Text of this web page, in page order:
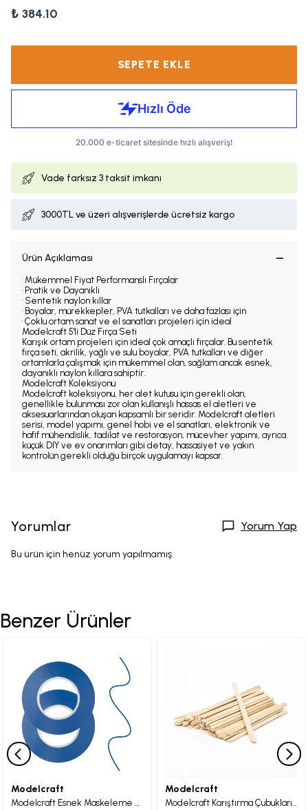
₺ 384.10
SEPETE EKLE
Vade farksız 3 taksit imkanı
3000TL ve üzeri alışverişlerde ücretsiz kargo
Ürün Açıklaması
• Mükemmel Fiyat Performanslı Fırçalar
• Pratik ve Dayanıklı
• Sentetik naylon kıllar
• Boyalar, mürekkepler, PVA tutkalları ve daha fazlası için
• Çoklu ortam sanat ve el sanatları projeleri için ideal
Modelcraft 5'li Düz Fırça Seti
Karışık ortam projeleri için ideal çok amaçlı fırçalar. Bu sentetik
fırça seti, akrilik, yağlı ve sulu boyalar, PVA tutkalları ve diğer
ortamlarla çalışmak için mükemmel olan, sağlam ancak esnek,
dayanıklı naylon kıllara sahiptir.
Modelcraft Koleksiyonu
Modelcraft koleksiyonu, her alet kutusu için gerekli olan,
genellikle bulunması zor olan kullanışlı hassas el aletleri ve
aksesuarlarından oluşan kapsamlı bir seridir. Modelcraft aletleri
serisi, model yapımı, genel hobi ve el sanatları, elektronik ve
hafif mühendislik, tadilat ve restorasyon, mücevher yapımı, ayrıca
küçük DIY ve ev onarımları gibi detay, hassasiyet ve yakın
kontrolün gerekli olduğu birçok uygulamayı kapsar.
Yorumlar Yorum Yap
Bu ürün için henüz yorum yapılmamış.
Benzer Ürünler
Modelcraft
Modelcraft Esnek Maskeleme Bandı (1mm x 18m) x2
Modelcraft
Modelcraft Karıştırma Çubukları x25